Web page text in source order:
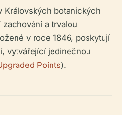
Královských botanických
a trvalou
v roce 1846, poskytují
vytvářející jedinečnou
Points).